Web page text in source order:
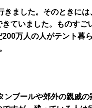
ました。そのときには
ていました。ものすご
万人の人がテント暮
ブールや郊外の親戚の